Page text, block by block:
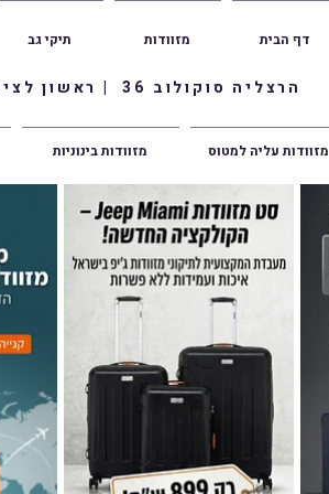
הרצליה סוקולוב 36 | ראשון לציון הרצל 47 | פתח תקווה אשכנזי 1
תיקי גב מזוודות דף הבית
מזוודות בינוניות מזוודות עליה למטוס